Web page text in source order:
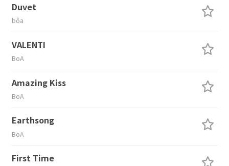
Duvet
bôa
VALENTI
BoA
Amazing Kiss
BoA
Earthsong
BoA
First Time